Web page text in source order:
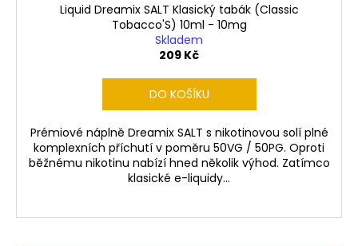
Liquid Dreamix SALT Klasický tabák (Classic
Tobacco'S) 10ml - 10mg
Skladem
209 Kč
DO KOŠÍKU
Prémiové náplně Dreamix SALT s nikotinovou solí plné
komplexních příchutí v poměru 50VG / 50PG. Oproti
běžnému nikotinu nabízí hned několik výhod. Zatímco
klasické e-liquidy...